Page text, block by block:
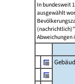
In bundesweit
ausgewählt
Abweichungen